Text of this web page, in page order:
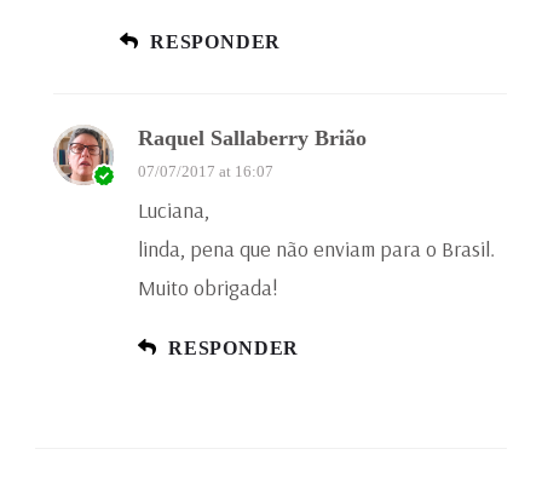
RESPONDER
Raquel Sallaberry Brião
07/07/2017 at 16:07
Luciana,
linda, pena que não enviam para o Brasil.
Muito obrigada!
RESPONDER